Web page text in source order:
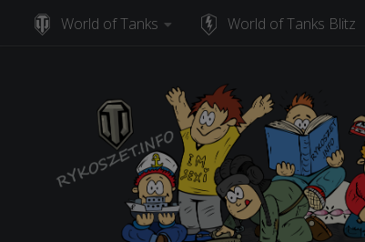
Skip to content
World of Tanks World of Tanks Blitz